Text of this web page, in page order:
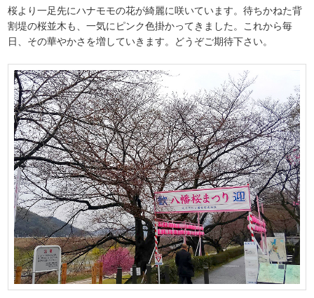
桜より一足先にハナモモの花が綺麗に咲いています。待ちかねた背
割堤の桜並木も、一気にピンク色掛かってきました。これから毎
日、その華やかさを増していきます。どうぞご期待下さい。